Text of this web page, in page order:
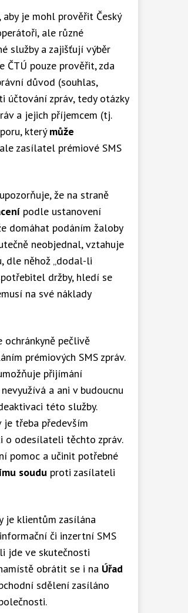
je mohl prověřit Český
ale různé
služby a zajišťují výběr
ČTÚ pouze prověřit, zda
důvod (souhlas,
účtování zpráv, tedy otázky
a jejich příjemcem (tj.
kterýmůže
zasílatel prémiové SMS
že na straně
podle ustanovení
domáhat podáním žaloby
neobjednal, vztahuje
dle něhož „dodal-li
držby, hledí se
na své náklady
pečlivě
prémiových SMS zpráv.
přijímání
a ani v budoucnu
této služby.
je třeba především
o odesílateli těchto zpráv.
pomoc a učinit potřebné
soudu proti zasílateli
je klientům zasílána
či inzertní SMS
jde ve skutečnosti
obrátit se i na Úřad
sdělení zasíláno